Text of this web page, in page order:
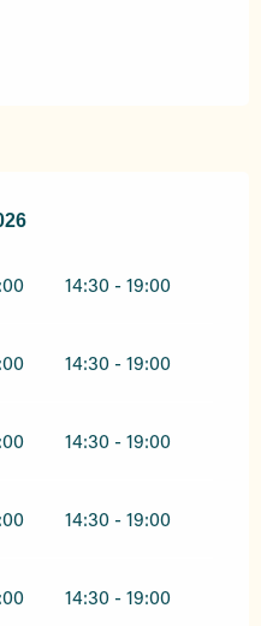
2026
14:30 - 19:00
14:30 - 19:00
14:30 - 19:00
14:30 - 19:00
14:30 - 19:00